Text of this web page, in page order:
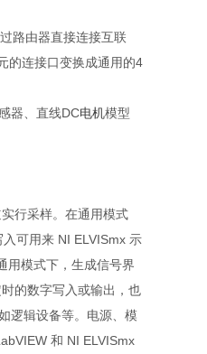
路由器直接连接互联
的连接口变换成通用的4
器、直线DC电机模型
行采样。在通用模式
可用来 NI ELVISmx 示
用模式下，生成信号界
的数字写入或输出，也
逻辑设备等。电源、模
和 NI ELVISmx